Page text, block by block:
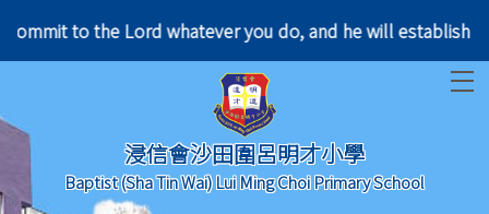
to the Lord whatever you do, and he will establish
浸信會沙田圍呂明才小學
Baptist (Sha Tin Wai) Lui Ming Choi Primary School